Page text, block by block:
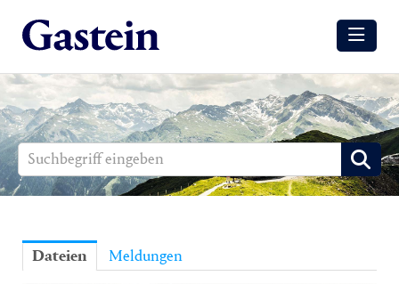
Meldungen
Winter
Media
Dateien Meldungen